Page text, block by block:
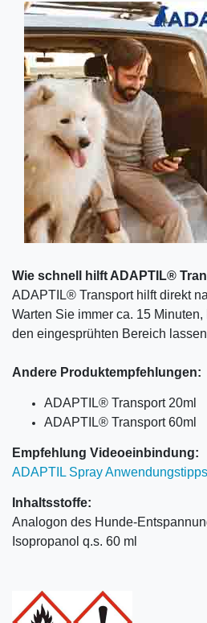
Wie schnell hilft ADAPTIL®
ADAPTIL® Transport hilft direkt
Warten Sie immer ca. 15
den eingesprühten Bereich
Andere Produktempfehlungen:
ADAPTIL® Transport 20ml
ADAPTIL® Transport 60ml
Empfehlung Videoeinbindung:
ADAPTIL Spray Anwendungstipps
Inhaltsstoffe:
Analogon des Hunde-
Isopropanol q.s. 60 ml